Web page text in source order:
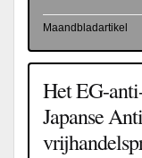
Maandbladartikel
Het EG-
Japanse